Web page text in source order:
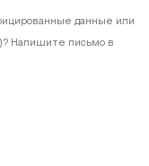
данные или
Напишите письмо в